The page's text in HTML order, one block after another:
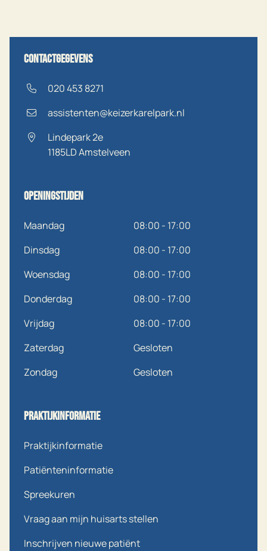
Contactgegevens
020 453 8271
assistenten@keizerkarelpark.nl
Lindepark 2e
1185LDAmstelveen
Openingstijden
Maandag
08:00 - 17:00
Dinsdag
08:00 - 17:00
Woensdag
08:00 - 17:00
Donderdag
08:00 - 17:00
Vrijdag
08:00 - 17:00
Zaterdag
Gesloten
Zondag
Gesloten
Praktijkinformatie
Praktijkinformatie
Patiënteninformatie
Spreekuren
Vraag aan mijn huisarts stellen
Inschrijven nieuwe patiënt